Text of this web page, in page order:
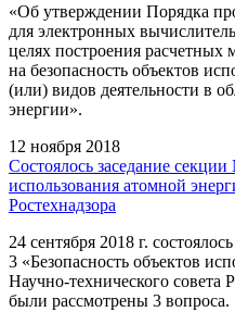
«Об утверждении Порядка
для электронных
целях построения
на безопасность объектов
(или) видов деятельности в
энергии».
12 ноября 2018
Состоялось заседание
использования атомной
Ростехнадзора
24 сентября 2018 г.
3 «Безопасность объектов
Научно-технического совета
были рассмотрены 3 вопроса.